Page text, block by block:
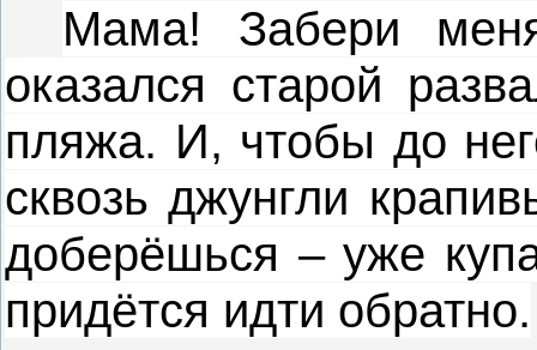
Мама! Забери
оказался старой
пляжа. И, чтобы до
сквозь джунгли
доберёшься – уже
придётся идти обратно.